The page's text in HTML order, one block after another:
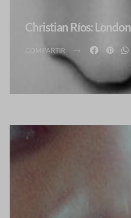
Christian Ríos: London
COMPARTIR